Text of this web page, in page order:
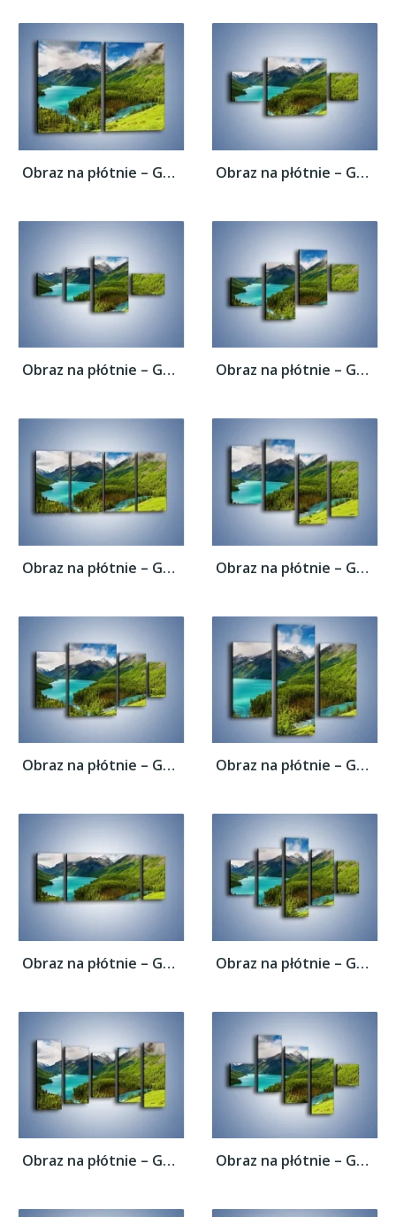
Obraz na płótnie – Górski krajobraz wiosną... Obraz na płótnie – Górski krajobraz wiosną...
Obraz na płótnie – Górski krajobraz wiosną... Obraz na płótnie – Górski krajobraz wiosną...
Obraz na płótnie – Górski krajobraz wiosną... Obraz na płótnie – Górski krajobraz wiosną...
Obraz na płótnie – Górski krajobraz wiosną... Obraz na płótnie – Górski krajobraz wiosną...
Obraz na płótnie – Górski krajobraz wiosną... Obraz na płótnie – Górski krajobraz wiosną...
Obraz na płótnie – Górski krajobraz wiosną... Obraz na płótnie – Górski krajobraz wiosną...